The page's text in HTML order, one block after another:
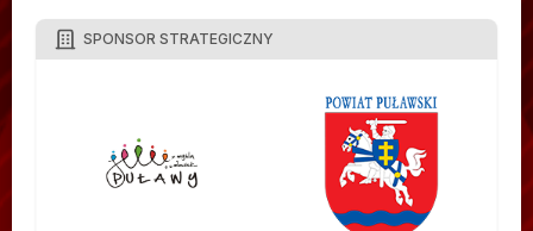
SPONSOR STRATEGICZNY